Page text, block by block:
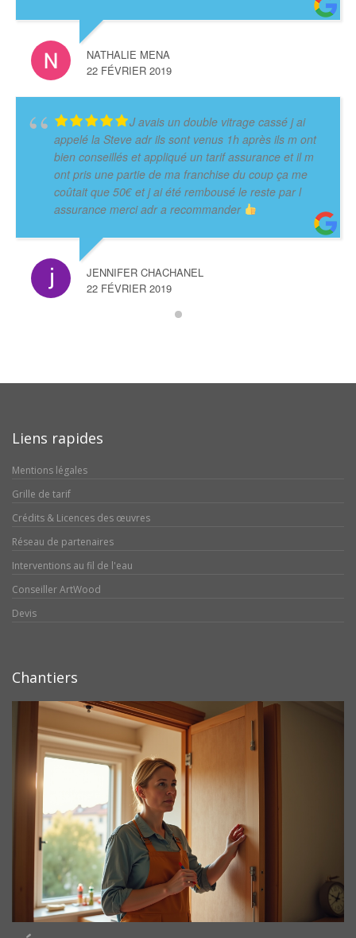
NATHALIE MENA
22 FÉVRIER 2019
J avais un double vitrage cassé j ai
appelé la Steve adr ils sont venus 1h après ils m ont
bien conseillés et appliqué un tarif assurance et il m
ont pris une partie de ma franchise du coup ça me
coûtait que 50€ et j ai été rembousé le reste par l
assurance merci adr a recommander
JENNIFER CHACHANEL
22 FÉVRIER 2019
Liens rapides
Mentions légales
Grille de tarif
Crédits & Licences des œuvres
Réseau de partenaires
Interventions au fil de l'eau
Conseiller ArtWood
Devis
Chantiers